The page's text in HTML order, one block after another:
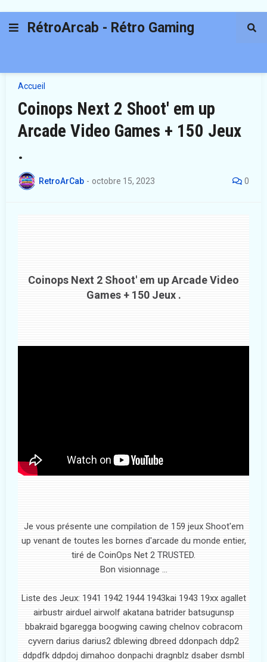
RétroArcab - Rétro Gaming
Accueil
Coinops Next 2 Shoot' em up
Arcade Video Games + 150 Jeux
.
RetroArCab - octobre 15, 2023 0
Coinops Next 2 Shoot' em up Arcade Video
Games + 150 Jeux .
Je vous présente une compilation de 159 jeux Shoot'em
up venant de toutes les bornes d'arcade du monde entier,
tiré de CoinOps Net 2 TRUSTED.
Bon visionnage ...
Liste des Jeux: 1941 1942 1944 1943kai 1943 19xx agallet
airbustr airduel airwolf akatana batrider batsugunsp
bbakraid bgaregga boogwing cawing chelnov cobracom
cyvern darius darius2 dblewing dbreed ddonpach ddp2
ddpdfk ddpdoj dimahoo donpachi dragnblz dsaber dsmbl